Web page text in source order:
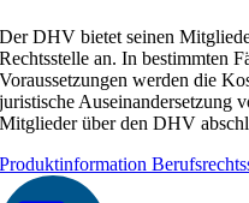
Der DHV bietet seinen
Rechtsstelle an. In bestimmten
Voraussetzungen werden die
juristische Auseinandersetzung
Mitglieder über den DHV
Produktinformation